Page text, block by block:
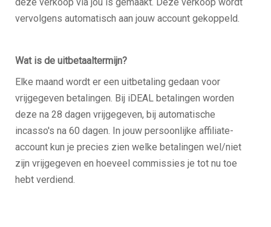
deze verkoop via jou is gemaakt. Deze verkoop wordt
vervolgens automatisch aan jouw account gekoppeld.
Wat is de uitbetaaltermijn?
Elke maand wordt er een uitbetaling gedaan voor
vrijgegeven betalingen. Bij iDEAL betalingen worden
deze na 28 dagen vrijgegeven, bij automatische
incasso's na 60 dagen. In jouw persoonlijke affiliate-
account kun je precies zien welke betalingen wel/niet
zijn vrijgegeven en hoeveel commissies je tot nu toe
hebt verdiend.